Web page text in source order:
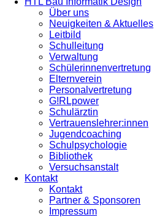
Über uns
Neuigkeiten & Aktuelles
Leitbild
Schulleitung
Verwaltung
Schülerinnenvertretung
Elternverein
Personalvertretung
G!RLpower
Schulärztin
Vertrauenslehrer:innen
Jugendcoaching
Schulpsychologie
Bibliothek
Versuchsanstalt
Kontakt
Kontakt
Partner & Sponsoren
Impressum